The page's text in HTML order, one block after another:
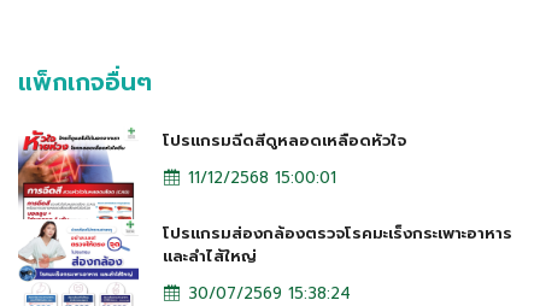
แพ็กเกจอื่นๆ
โปรแกรมฉีดสีดูหลอดเหลือดหัวใจ
11/12/2568 15:00:01
โปรแกรมส่องกล้องตรวจโรคมะเร็งกระเพาะอาหาร
และลำไส้ใหญ่
30/07/2569 15:38:24